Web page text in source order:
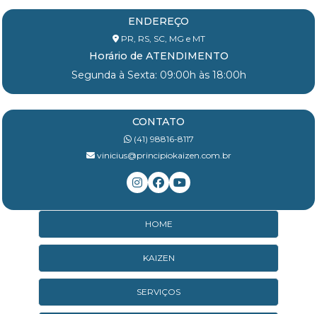
ENDEREÇO
PR, RS, SC, MG e MT
Horário de ATENDIMENTO
Segunda à Sexta: 09:00h às 18:00h
CONTATO
(41) 98816-8117
vinicius@principiokaizen.com.br
HOME
KAIZEN
SERVIÇOS